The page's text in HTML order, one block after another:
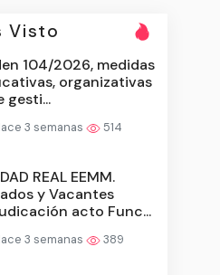
Visto
104/2026, medidas
organizativas
gesti...
3 semanas 514
REAL EEMM.
y Vacantes
acto Func...
3 semanas 389